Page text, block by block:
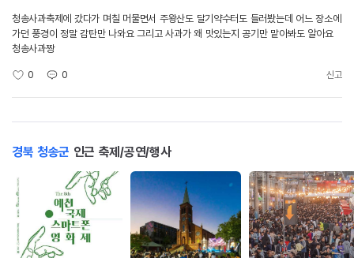
청송사과축제에 갔다가 며칠 머물면서 주왕산도 달기약수터도 들러봤는데 어느 장소에
가던 풍경이 정말 감탄만 나와요 그리고 사과가 왜 맛있는지 공기만 맡아봐도 알아요
청송사과짱
0 0 신고
경북 청송군 인근 축제/공연/행사